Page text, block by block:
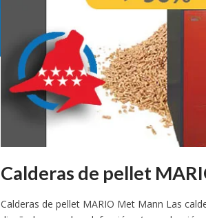
Calderas de pellet
Calderas de pellet MARIO Met Mann Las